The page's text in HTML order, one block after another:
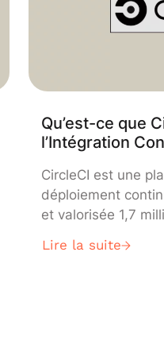
place ?
Qu’est-ce que
l’Intégration
CircleCI est une
déploiement
et valorisée 1,7
plateformes de CI/
Lire la suite